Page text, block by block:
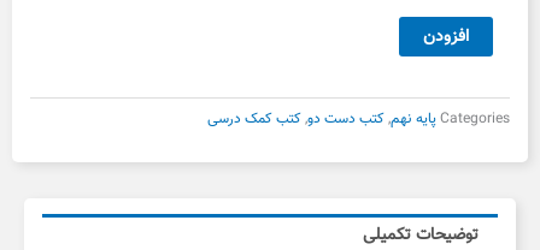
نهم
آموز
تیزهوش
دست
عدد
افزودن
Categoriesپایه نهم,کتب دست دو,کتب کمک درسی
توضیحات تکمیلی